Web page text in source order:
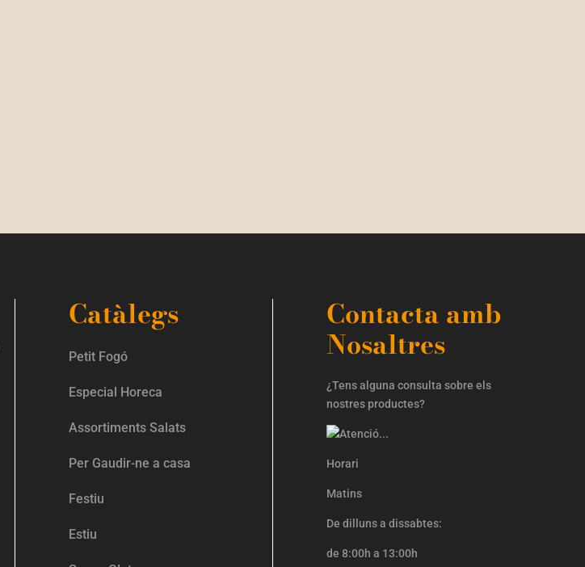
Catàlegs
Petit Fogó
Especial Horeca
Assortiments Salats
Per Gaudir-ne a casa
Festiu
Estiu
Contacta amb
Nosaltres
¿Tens alguna consulta sobre els
nostres productes?
Horari
Matins
De dilluns a dissabtes:
de 8:00h a 13:00h